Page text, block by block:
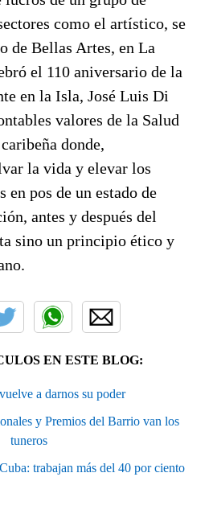
como el artístico, se
de Bellas Artes, en La
el 110 aniversario de la
en la Isla, José Luis Di
valores de la Salud
donde,
la vida y elevar los
en pos de un estado de
antes y después del
sino un principio ético y
EN ESTE BLOG:
a darnos su poder
y Premios del Barrio van los
tuneros
trabajan más del 40 por ciento